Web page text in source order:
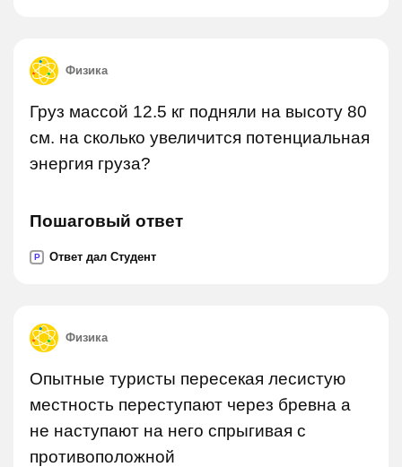
Физика
Груз массой 12.5 кг подняли на высоту 80
см. на сколько увеличится потенциальная
энергия груза?
Пошаговый ответ
P Ответ дал Студент
Физика
Опытные туристы пересекая лесистую
местность переступают через бревна а
не наступают на него спрыгивая с
противоположной